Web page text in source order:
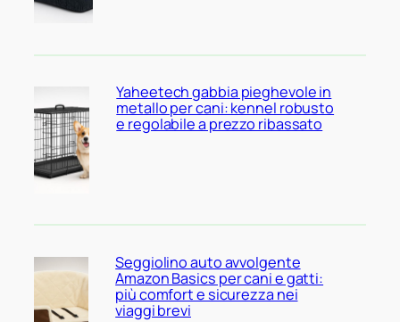
Yaheetech gabbia pieghevole in
metallo per cani: kennel robusto
e regolabile a prezzo ribassato
Seggiolino auto avvolgente
Amazon Basics per cani e gatti:
più comfort e sicurezza nei
viaggi brevi